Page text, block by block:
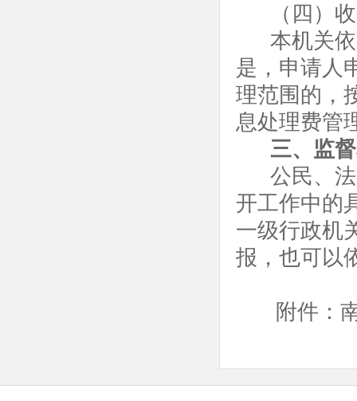
（四）
本机关
是，申请人
理范围的，
息处理费管
三、监
公民、
开工作中的
一级行政机
报，也可
附件：